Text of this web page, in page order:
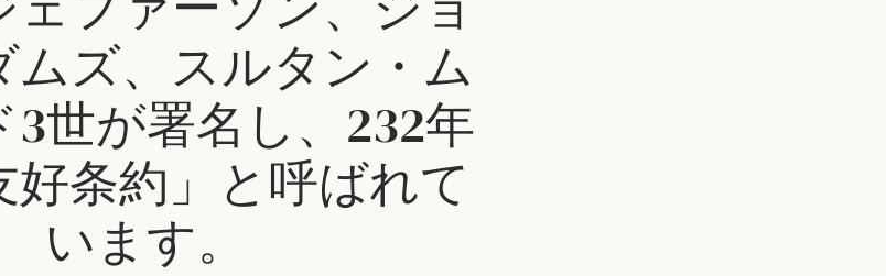
ムズ、スルタン・ム
世が署名し、232年
好条約」と呼ばれて
います。